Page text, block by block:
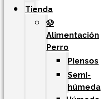
Tienda
🐶
Alimentación
Perro
Piensos
Semi-
húmeda